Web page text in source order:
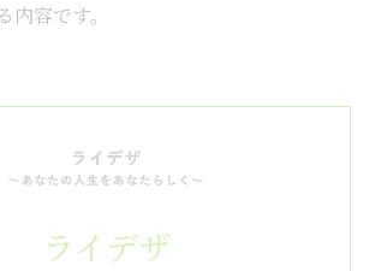
内容です。
ライデザ